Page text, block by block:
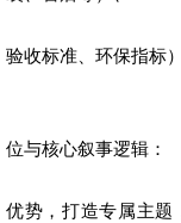
验收标准、环保指标）
位与核心叙事逻辑：
优势，打造专属主题